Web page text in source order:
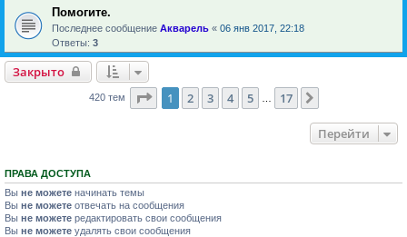
Помогите.
Последнее сообщение Акварель « 06 янв 2017, 22:18
Ответы: 3
Закрыто
420 тем Страница из 17
1 2 3 4 5 17
Перейти
ПРАВА ДОСТУПА
Вы не можете начинать темы
Вы не можете отвечать на сообщения
Вы не можете редактировать свои сообщения
Вы не можете удалять свои сообщения